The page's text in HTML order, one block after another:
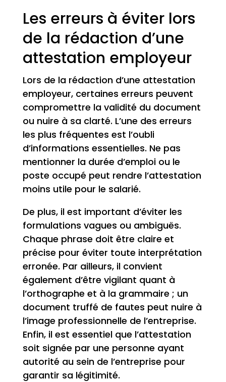
Les erreurs à éviter lors
de la rédaction d’une
attestation employeur
Lors de la rédaction d’une attestation
employeur, certaines erreurs peuvent
compromettre la validité du document
ou nuire à sa clarté. L’une des erreurs
les plus fréquentes est l’oubli
d’informations essentielles. Ne pas
mentionner la durée d’emploi ou le
poste occupé peut rendre l’attestation
moins utile pour le salarié.
De plus, il est important d’éviter les
formulations vagues ou ambiguës.
Chaque phrase doit être claire et
précise pour éviter toute interprétation
erronée. Par ailleurs, il convient
également d’être vigilant quant à
l’orthographe et à la grammaire ; un
document truffé de fautes peut nuire à
l’image professionnelle de l’entreprise.
Enfin, il est essentiel que l’attestation
soit signée par une personne ayant
autorité au sein de l’entreprise pour
garantir sa légitimité.